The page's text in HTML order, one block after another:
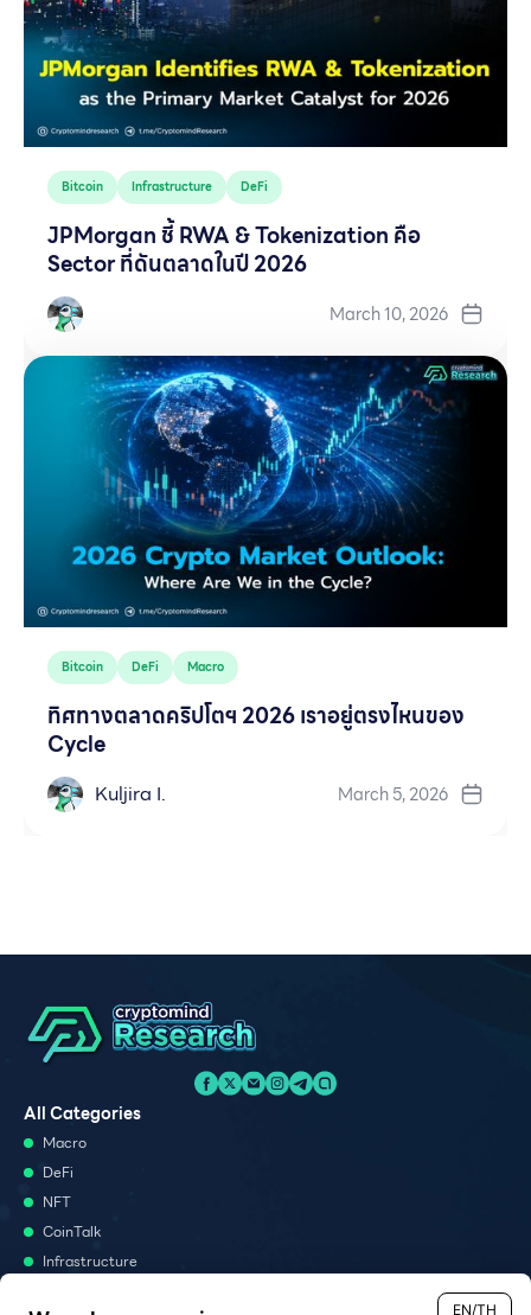
Bitcoin Infrastructure DeFi
JPMorgan ชี้ RWA & Tokenization คือ
Sector ที่ดันตลาดในปี 2026
March 10, 2026
Bitcoin DeFi Macro
ทิศทางตลาดคริปโตฯ 2026 เราอยู่ตรงไหนของ
Cycle
Kuljira I. March 5, 2026
All Categories
Macro
DeFi
NFT
CoinTalk
Infrastructure
EN/TH